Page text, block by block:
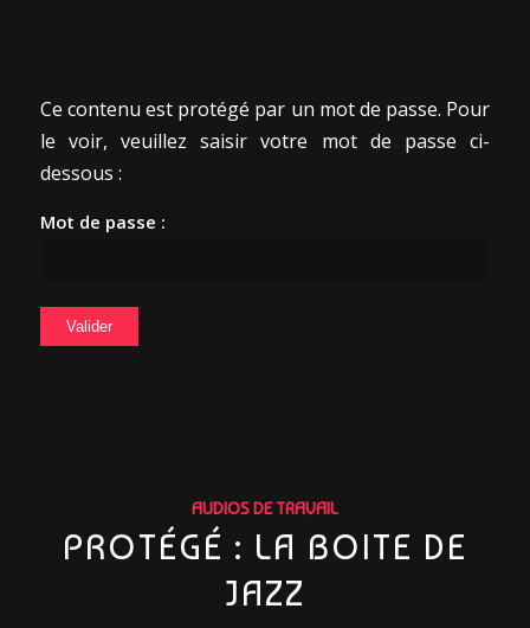
Ce contenu est protégé par un mot de passe. Pour
le voir, veuillez saisir votre mot de passe ci-
dessous :
Mot de passe :
AUDIOS DE TRAVAIL
PROTÉGÉ : LA BOITE DE
JAZZ